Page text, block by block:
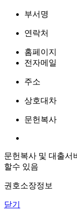
부서명
연락처
홈페이지
전자메일
주소
상호대차
문헌복사
문헌복사 및 대출서
할수 있음
권호소장정보
닫기